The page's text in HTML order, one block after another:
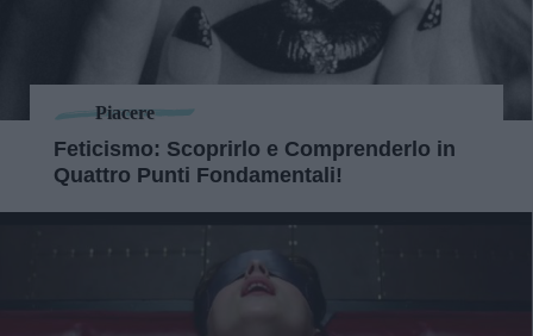
Piacere
Feticismo: Scoprirlo e Comprenderlo in
Quattro Punti Fondamentali!